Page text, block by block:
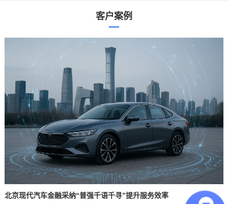
客户案例
业
痛
点
北京现代汽车金融采纳“普强千语千寻”提升服务效率